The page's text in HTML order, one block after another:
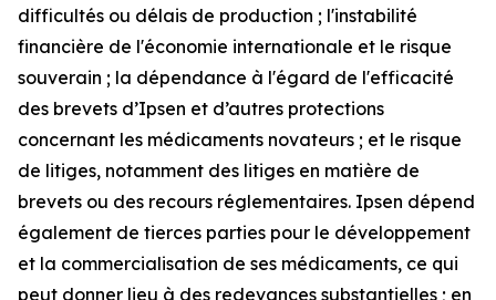
difficultés ou délais de production ; l'instabilité
financière de l'économie internationale et le risque
souverain ; la dépendance à l'égard de l'efficacité
des brevets d’Ipsen et d’autres protections
concernant les médicaments novateurs ; et le risque
de litiges, notamment des litiges en matière de
brevets ou des recours réglementaires. Ipsen dépend
également de tierces parties pour le développement
et la commercialisation de ses médicaments, ce qui
peut donner lieu à des redevances substantielles ; en